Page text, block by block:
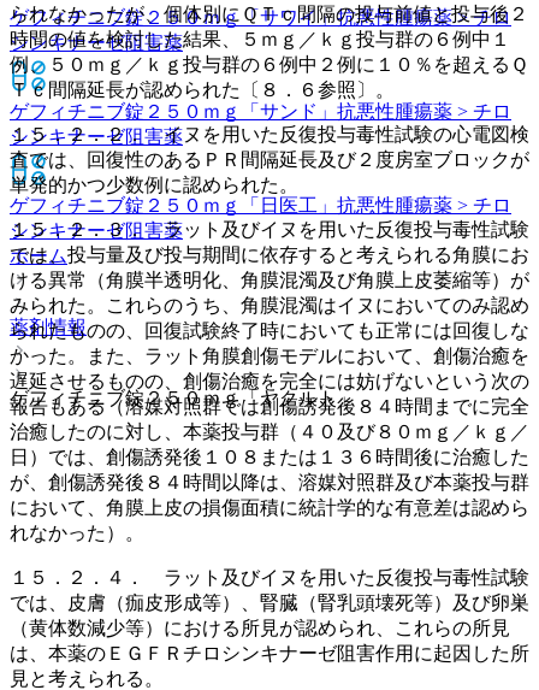
ゲフィチニブ錠２５０ｍｇ「サワイ」抗悪性腫瘍薬 > チロ
シンキナーゼ阻害薬
ゲフィチニブ錠２５０ｍｇ「サンド」 抗悪性腫瘍薬 > チロ
シンキナーゼ阻害薬
ゲフィチニブ錠２５０ｍｇ「日医工」 抗悪性腫瘍薬 > チロ
シンキナーゼ阻害薬
ホーム
薬剤情報
ゲフィチニブ錠２５０ｍｇ「ヤクルト」
られなかったが、個体別にＱＴｃ間隔の投与前値と投与後２
時間の値を検討した結果、５ｍｇ／ｋｇ投与群の６例中１
例、５０ｍｇ／ｋｇ投与群の６例中２例に１０％を超えるＱ
Ｔｃ間隔延長が認められた〔８．６参照〕。
１５．２．２． イヌを用いた反復投与毒性試験の心電図検
査では、回復性のあるＰＲ間隔延長及び２度房室ブロックが
単発的かつ少数例に認められた。
１５．２．３． ラット及びイヌを用いた反復投与毒性試験
では、投与量及び投与期間に依存すると考えられる角膜にお
ける異常（角膜半透明化、角膜混濁及び角膜上皮萎縮等）が
みられた。これらのうち、角膜混濁はイヌにおいてのみ認め
られたものの、回復試験終了時においても正常には回復しな
かった。また、ラット角膜創傷モデルにおいて、創傷治癒を
遅延させるものの、創傷治癒を完全には妨げないという次の
報告もある（溶媒対照群では創傷誘発後８４時間までに完全
治癒したのに対し、本薬投与群（４０及び８０ｍｇ／ｋｇ／
日）では、創傷誘発後１０８または１３６時間後に治癒した
が、創傷誘発後８４時間以降は、溶媒対照群及び本薬投与群
において、角膜上皮の損傷面積に統計学的な有意差は認めら
れなかった）。
１５．２．４． ラット及びイヌを用いた反復投与毒性試験
では、皮膚（痂皮形成等）、腎臓（腎乳頭壊死等）及び卵巣
（黄体数減少等）における所見が認められ、これらの所見
は、本薬のＥＧＦＲチロシンキナーゼ阻害作用に起因した所
見と考えられる。